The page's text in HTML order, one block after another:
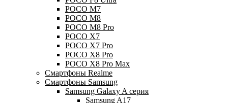
POCO M7
POCO M8
POCO M8 Pro
POCO X7
POCO X7 Pro
POCO X8 Pro
POCO X8 Pro Max
Смартфоны Realme
Смартфоны Samsung
Samsung Galaxy A серия
Samsung A17